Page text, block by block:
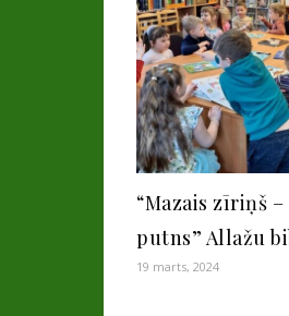
“Mazais zīriņš –
putns” Allažu
19 marts, 2024